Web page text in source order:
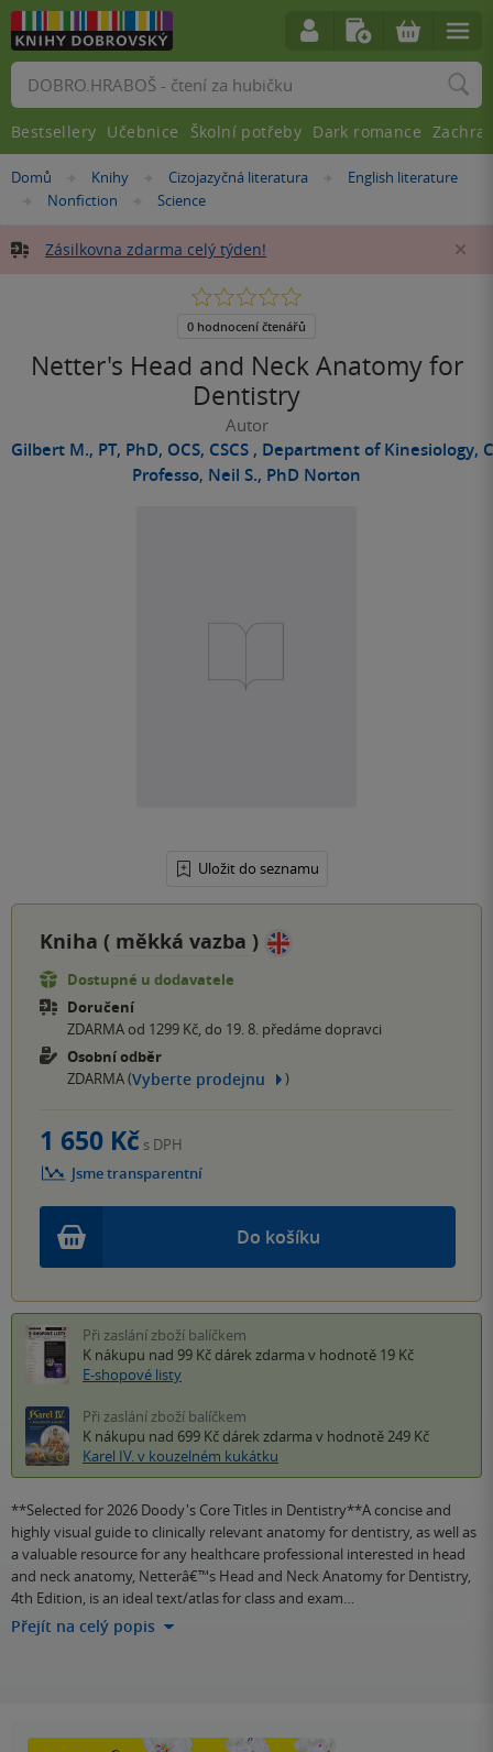
Nacházíte
Domů »Knihy »Cizojazyčná literatura »
English literature
»
Nonfiction »
Science
Zásilkovna zdarma celý týden!
Netter's Head and Neck Anatomy for
Dentistry
Autor
Gilbert M., PT, PhD, OCS, CSCS , Department of
Professo, Neil S., PhD Norton
Uložit do seznamu
0.0
5
0 hodnocení čtenářů
Kniha ( měkká vazba )
Dostupné u dodavatele
Doručení
ZDARMA od 1299 Kč, do 19. 8. předáme dopravci
Osobní odběr
ZDARMA (Vyberte prodejnu )
Do košíku
1 650 Kč s DPH
Jsme transparentní
Při zaslání zboží balíčkem
K nákupu nad 99 Kč dárek zdarma v hodnotě 19 Kč
E-shopové listy
Při zaslání zboží balíčkem
K nákupu nad 699 Kč dárek zdarma v hodnotě 249 Kč
Karel IV. v kouzelném kukátku
**Selected for 2026 Doody's Core Titles in Dentistry**A concise and
highly visual guide to clinically relevant anatomy for dentistry, as well as
a valuable resource for any healthcare professional interested in head
and neck anatomy, Netterâ€™s Head and Neck Anatomy for Dentistry,
4th Edition, is an ideal text/atlas for class and exam…
Přejít na celý popis
Vyhledávání
Bestsellery Učebnice Školní potřeby Dark romance